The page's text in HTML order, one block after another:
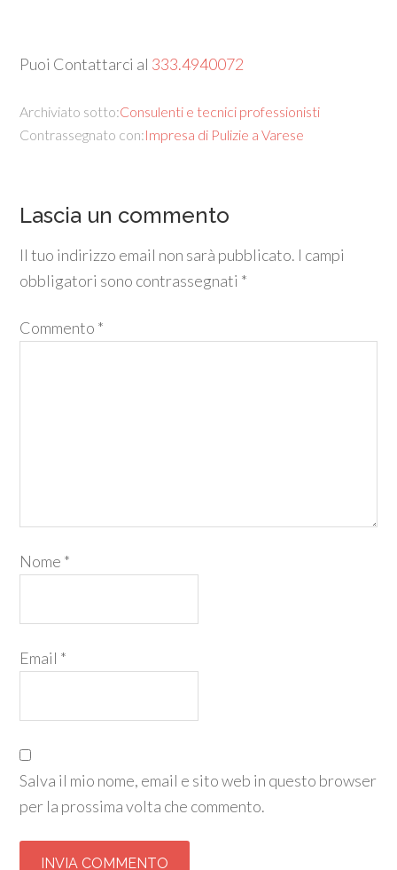
Puoi Contattarci al 333.4940072
Archiviato sotto:Consulenti e tecnici professionisti
Contrassegnato con:Impresa di Pulizie a Varese
Lascia un commento
Il tuo indirizzo email non sarà pubblicato. I campi
obbligatori sono contrassegnati *
Commento *
Nome *
Email *
Salva il mio nome, email e sito web in questo browser
per la prossima volta che commento.